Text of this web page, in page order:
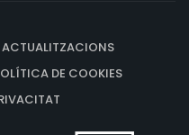
ACTUALITZACIONS
DE COOKIES